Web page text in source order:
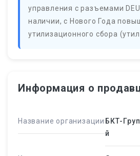
управления с разъемами
наличии, с Нового Года
утилизационного сбора
Информация о
Название организации БКТ-
й